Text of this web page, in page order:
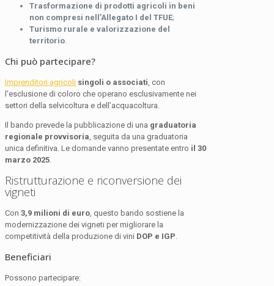
Trasformazione di prodotti agricoli in beni
non compresi nell’Allegato I del TFUE;
Turismo rurale e valorizzazione del
territorio
Chi può partecipare?
Imprenditori agricoli singoli o associati , con
l’esclusione di coloro che operano esclusivamente nei
settori della selvicoltura e dell’acquacoltura.
Il bando prevede la pubblicazione di una graduatoria
regionale provvisoria , seguita da una graduatoria
unica definitiva. Le domande vanno presentate entro il 30
marzo 2025
Ristrutturazione e riconversione dei
vigneti
Con 3,9 milioni di euro , questo bando sostiene la
modernizzazione dei vigneti per migliorare la
competitività della produzione di vini DOP e IGP
Beneficiari
Possono partecipare: